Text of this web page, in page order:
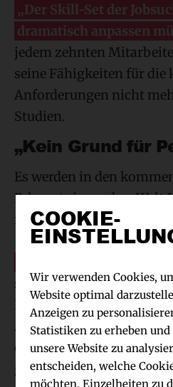
„Der Skill-Set der
dramatisch anpassen
jedem zehnten
seine Fähigkeiten für die
Anforderungen nicht
Studien.
„Kein Grund für
Es werden in den
Erkenntnissen des
mehr als 90 Millionen
aber gleichzeitig 170
sagt Barke, „viele Firmen
Freelancer setzen.“
Arbeitstag inzwischen
organisieren lässt,
gefragtesten sind, verrät
COOKIE-
Wir verwenden Cookies,
Website optimal
Anzeigen zu
Statistiken zu erheben
unsere Website zu
entscheiden, welche
möchten. Einzelheiten zu